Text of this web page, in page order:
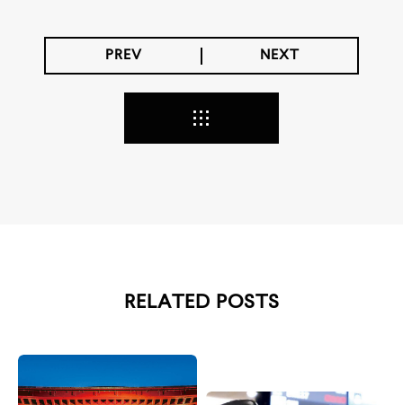
PREV NEXT
RELATED POSTS